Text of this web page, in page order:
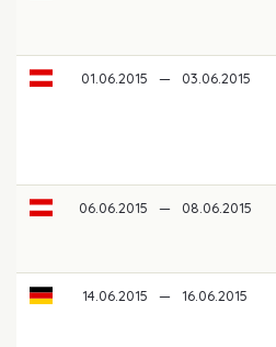
01.06.2015 — 03.06.2015
06.06.2015 — 08.06.2015
14.06.2015 — 16.06.2015